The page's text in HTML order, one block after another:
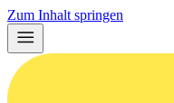
Zum Inhalt springen